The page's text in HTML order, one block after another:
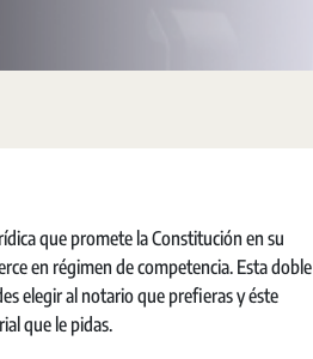
que promete la Constitución en su
en régimen de competencia. Esta doble
elegir al notario que prefieras y éste
que le pidas.